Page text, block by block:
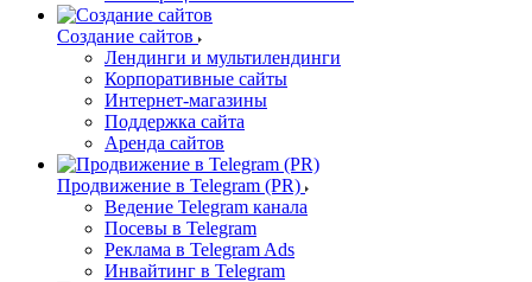
Создание сайтов
Лендинги и мультилендинги
Корпоративные сайты
Интернет-магазины
Поддержка сайта
Аренда сайтов
Продвижение в Telegram (PR)
Ведение Telegram канала
Посевы в Telegram
Реклама в Telegram Ads
Инвайтинг в Telegram